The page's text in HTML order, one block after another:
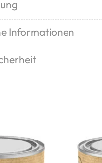
Informationen